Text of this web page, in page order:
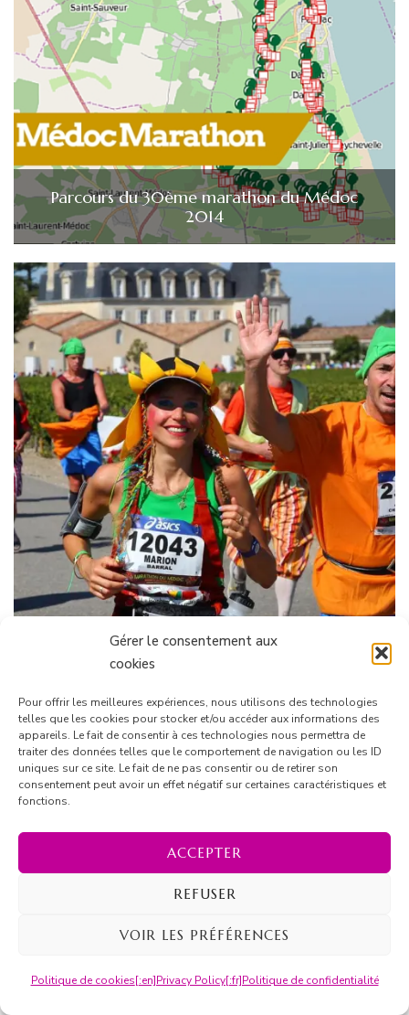
Gérer le consentement aux
cookies
Pour offrir les meilleures expériences, nous utilisons des technologies
telles que les cookies pour stocker et/ou accéder aux informations des
appareils. Le fait de consentir à ces technologies nous permettra de
traiter des données telles que le comportement de navigation ou les ID
uniques sur ce site. Le fait de ne pas consentir ou de retirer son
consentement peut avoir un effet négatif sur certaines caractéristiques et
fonctions.
ACCEPTER
REFUSER
VOIR LES PRÉFÉRENCES
Politique de cookies[:en]Privacy Policy[:fr]Politique de confidentialité
Parcours du 30ème marathon du Médoc
2014
30ème Marathon du Médoc : photos et
classement